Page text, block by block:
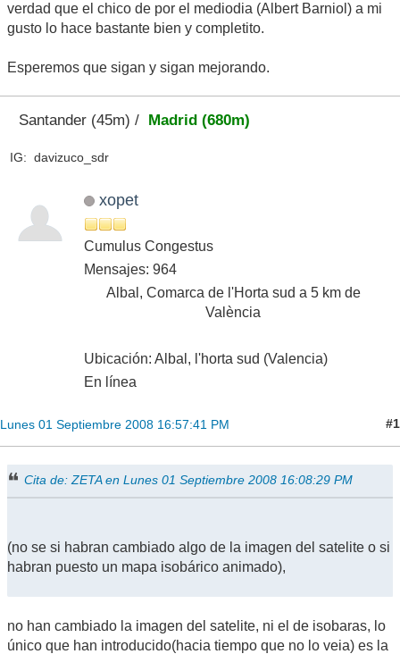
verdad que el chico de por el mediodia (Albert Barniol) a mi
gusto lo hace bastante bien y completito.
Esperemos que sigan y sigan mejorando.
Santander (45m) / Madrid (680m)
IG: davizuco_sdr
xopet
Cumulus Congestus
Mensajes: 964
Albal, Comarca de l'Horta sud a 5 km de
València
Ubicación: Albal, l'horta sud (Valencia)
En línea
Lunes 01 Septiembre 2008 16:57:41 PM #1
Cita de: ZETA en Lunes 01 Septiembre 2008 16:08:29 PM
(no se si habran cambiado algo de la imagen del satelite o si
habran puesto un mapa isobárico animado),
no han cambiado la imagen del satelite, ni el de isobaras, lo
único que han introducido(hacia tiempo que no lo veia) es la